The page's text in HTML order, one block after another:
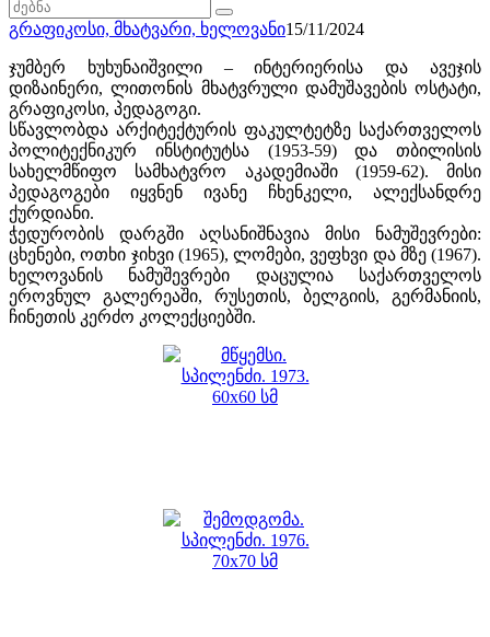
გრაფიკოსი, მხატვარი, ხელოვანი15/11/2024
ჯუმბერ ხუხუნაიშვილი – ინტერიერისა და ავეჯის
დიზაინერი, ლითონის მხატვრული დამუშავების ოსტატი,
გრაფიკოსი, პედაგოგი.
სწავლობდა არქიტექტურის ფაკულტეტზე საქართველოს
პოლიტექნიკურ ინსტიტუტსა (1953-59) და თბილისის
სახელმწიფო სამხატვრო აკადემიაში (1959-62). მისი
პედაგოგები იყვნენ ივანე ჩხენკელი, ალექსანდრე
ქურდიანი.
ჭედურობის დარგში აღსანიშნავია მისი ნამუშევრები:
ცხენები, ოთხი ჯიხვი (1965), ლომები, ვეფხვი და მზე (1967).
ხელოვანის ნამუშევრები დაცულია საქართველოს
ეროვნულ გალერეაში, რუსეთის, ბელგიის, გერმანიის,
ჩინეთის კერძო კოლექციებში.